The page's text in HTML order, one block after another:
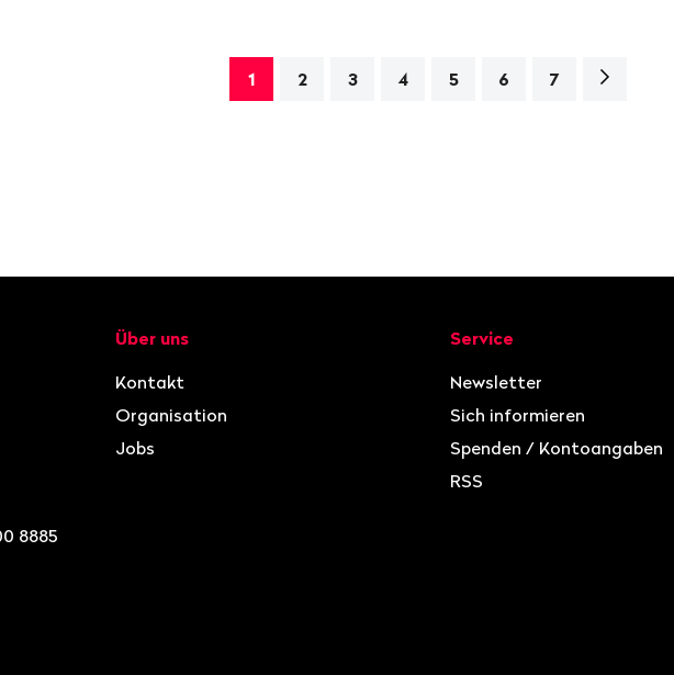
1 2 3 4 5 6 7
Nächste
8885
Navigation
Über uns
Kontakt
Organisation
Jobs
Service
Newsletter
Sich informieren
Spenden / Kontoangaben
RSS